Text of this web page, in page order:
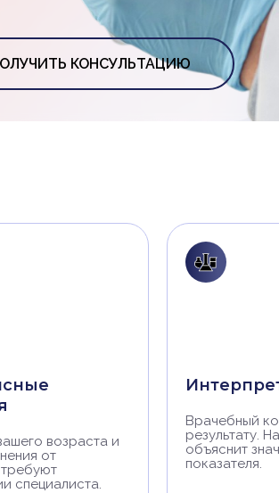
КОНСУЛЬТАЦИЮ
возраста и
от
специалиста.
Врачебный
результату.
объяснит
показателя.